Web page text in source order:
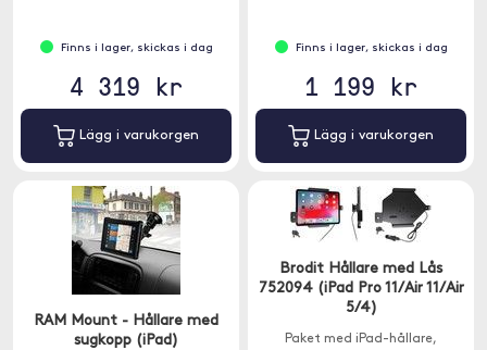
Finns i lager, skickas i dag
4 319 kr
Lägg i varukorgen
Finns i lager, skickas i dag
1 199 kr
Lägg i varukorgen
RAM Mount - Hållare med
sugkopp (iPad)
Brodit Hållare med Lås
752094 (iPad Pro 11/Air 11/Air
5/4)
Paket med iPad-hållare,